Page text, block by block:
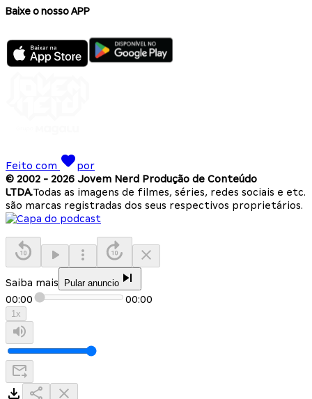
Baixe o nosso APP
Feito com
por
© 2002 - 2026 Jovem Nerd Produção de Conteúdo
LTDA.Todas as imagens de filmes, séries, redes sociais e etc.
são marcas registradas dos seus respectivos proprietários.
Saiba mais Pular anuncio
00:00 00:00
1x